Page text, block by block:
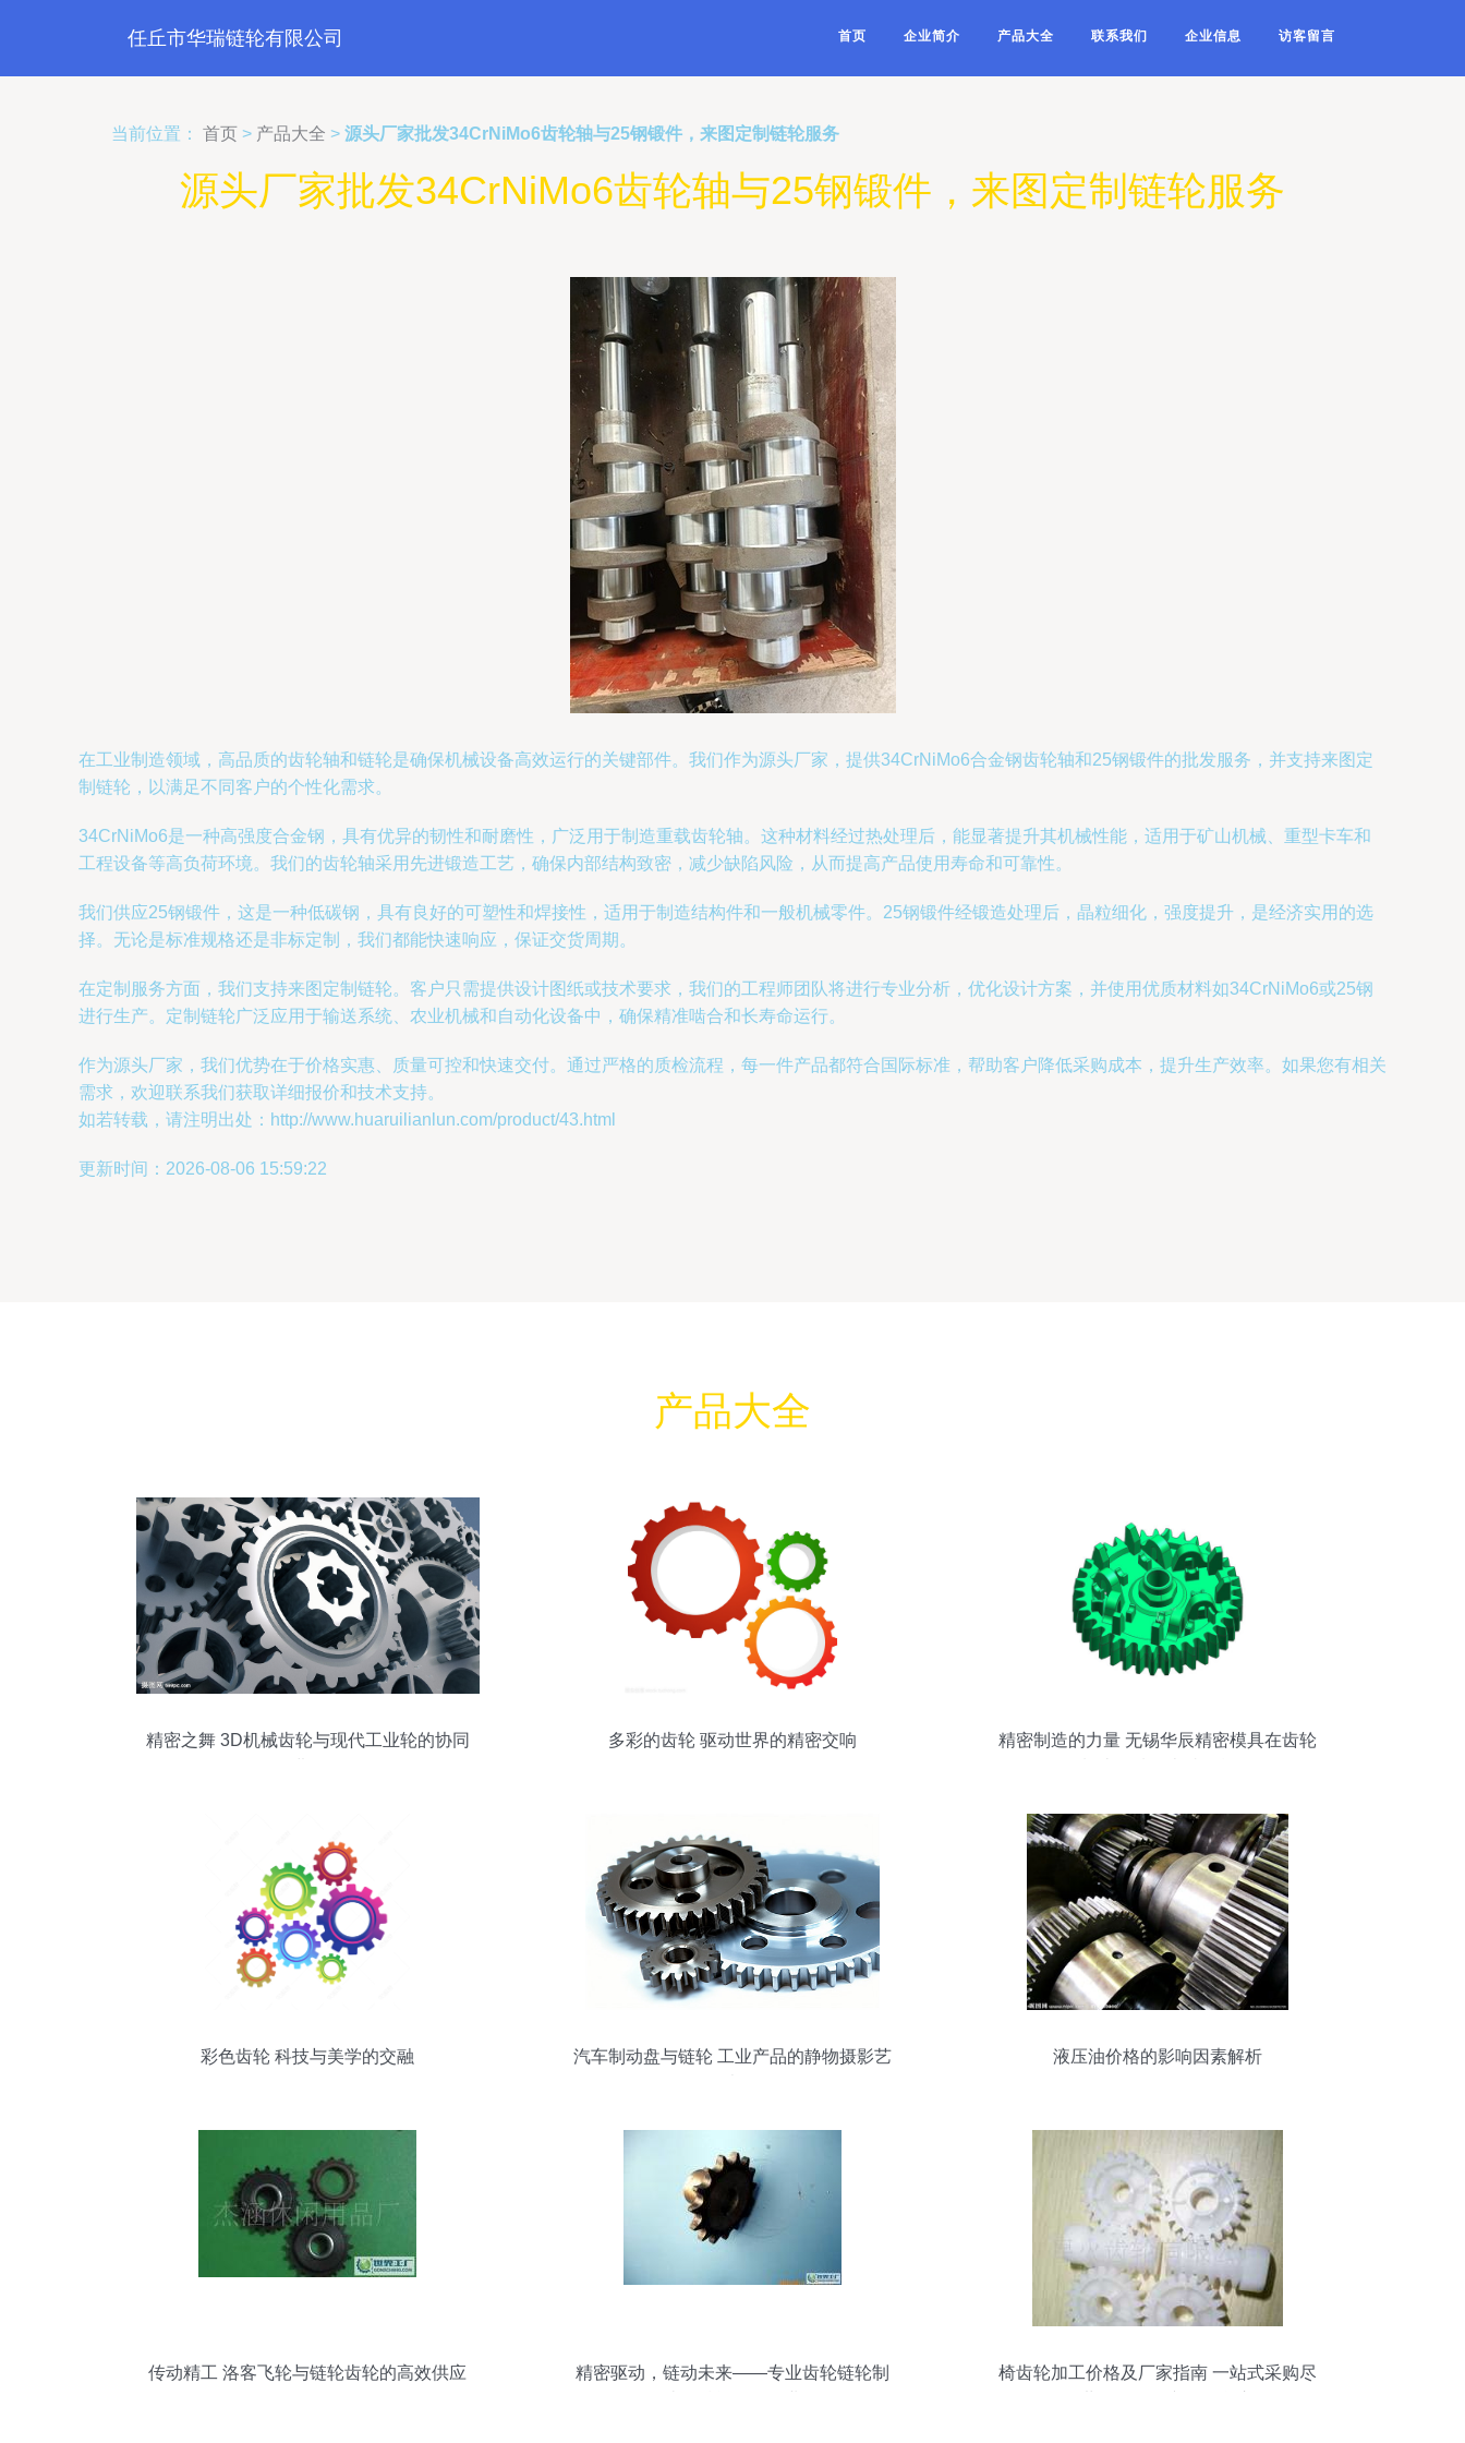
任丘市华瑞链轮有限公司 首页 企业简介 产品大全 联系我们 企业信息 访客留言
当前位置： 首页 > 产品大全 > 源头厂家批发34CrNiMo6齿轮轴与25钢锻件，来图定制链轮服务
源头厂家批发34CrNiMo6齿轮轴与25钢锻件，来图定制链轮服务
在工业制造领域，高品质的齿轮轴和链轮是确保机械设备高效运行的关键部件。我们作为源头厂家，提供34CrNiMo6合金钢齿轮轴和25钢锻件的批发服务，并支持来图定
制链轮，以满足不同客户的个性化需求。
34CrNiMo6是一种高强度合金钢，具有优异的韧性和耐磨性，广泛用于制造重载齿轮轴。这种材料经过热处理后，能显著提升其机械性能，适用于矿山机械、重型卡车和
工程设备等高负荷环境。我们的齿轮轴采用先进锻造工艺，确保内部结构致密，减少缺陷风险，从而提高产品使用寿命和可靠性。
我们供应25钢锻件，这是一种低碳钢，具有良好的可塑性和焊接性，适用于制造结构件和一般机械零件。25钢锻件经锻造处理后，晶粒细化，强度提升，是经济实用的选
择。无论是标准规格还是非标定制，我们都能快速响应，保证交货周期。
在定制服务方面，我们支持来图定制链轮。客户只需提供设计图纸或技术要求，我们的工程师团队将进行专业分析，优化设计方案，并使用优质材料如34CrNiMo6或25钢
进行生产。定制链轮广泛应用于输送系统、农业机械和自动化设备中，确保精准啮合和长寿命运行。
作为源头厂家，我们优势在于价格实惠、质量可控和快速交付。通过严格的质检流程，每一件产品都符合国际标准，帮助客户降低采购成本，提升生产效率。如果您有相关
需求，欢迎联系我们获取详细报价和技术支持。
如若转载，请注明出处：http://www.huaruilianlun.com/product/43.html
更新时间：2026-08-06 15:59:22
产品大全
精密之舞 3D机械齿轮与现代工业轮的协同
多彩的齿轮 驱动世界的精密交响
精密制造的力量 无锡华辰精密模具在齿轮
彩色齿轮 科技与美学的交融
汽车制动盘与链轮 工业产品的静物摄影艺
液压油价格的影响因素解析
传动精工 洛客飞轮与链轮齿轮的高效供应
精密驱动，链动未来——专业齿轮链轮制
椅齿轮加工价格及厂家指南 一站式采购尽